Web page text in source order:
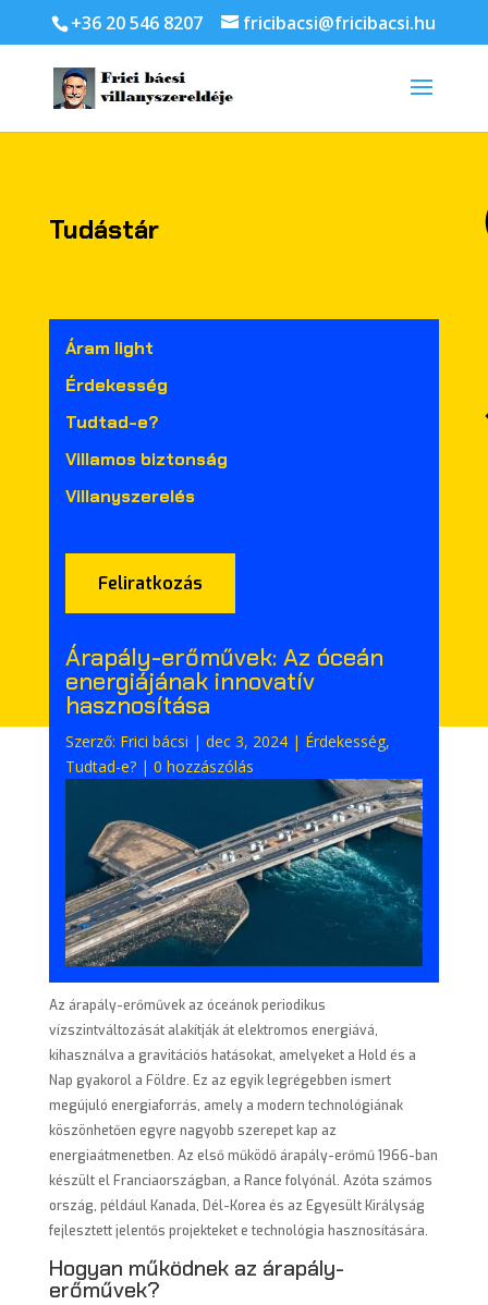
+36 20 546 8207 fricibacsi@fricibacsi.hu
Tudástár
Áram light
Érdekesség
Tudtad-e?
Villamos biztonság
Villanyszerelés
Feliratkozás
Árapály-erőművek: Az óceán
energiájának innovatív
hasznosítása
Szerző: Frici bácsi | dec 3, 2024| Érdekesség,
Tudtad-e?| 0 hozzászólás
Az árapály-erőművek az óceánok periodikus
vízszintváltozását alakítják át elektromos energiává,
kihasználva a gravitációs hatásokat, amelyeket a Hold és a
Nap gyakorol a Földre. Ez az egyik legrégebben ismert
megújuló energiaforrás, amely a modern technológiának
köszönhetően egyre nagyobb szerepet kap az
energiaátmenetben. Az első működő árapály-erőmű 1966-ban
készült el Franciaországban, a Rance folyónál. Azóta számos
ország, például Kanada, Dél-Korea és az Egyesült Királyság
fejlesztett jelentős projekteket e technológia hasznosítására.
Hogyan működnek az árapály-
erőművek?